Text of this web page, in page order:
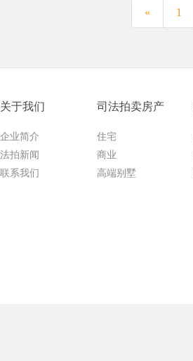
« 1
关于我们
企业简介
法拍新闻
联系我们
司法拍卖房产
住宅
商业
高端别墅